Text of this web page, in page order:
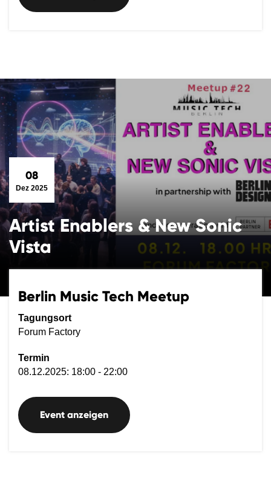
08
Dez 2025
Artist Enablers & New Sonic
Vista
Berlin Music Tech Meetup
Tagungsort
Forum Factory
Termin
08.12.2025: 18:00 - 22:00
Event anzeigen